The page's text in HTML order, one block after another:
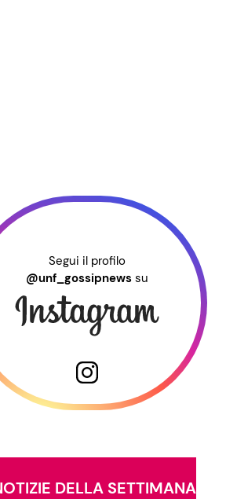
Segui il profilo
@unf_gossipnews su
DELLA SETTIMANA